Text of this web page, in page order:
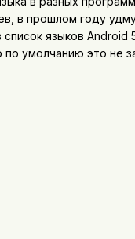
в прошлом году
языков Android
по умолчанию это не